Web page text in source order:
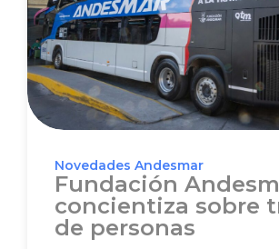
Novedades Andesmar
Fundación
concientiza sobre
de personas